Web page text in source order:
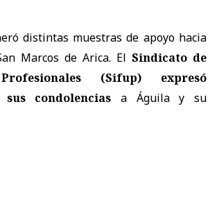
distintas muestras de apoyo hacia
Marcos de Arica. El Sindicato de
(Sifup) expresó
condolencias a Águila y su